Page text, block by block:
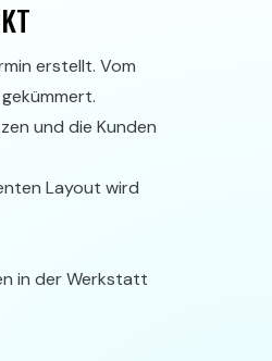
erstellt. Vom
und die Kunden
Layout wird
in der Werkstatt